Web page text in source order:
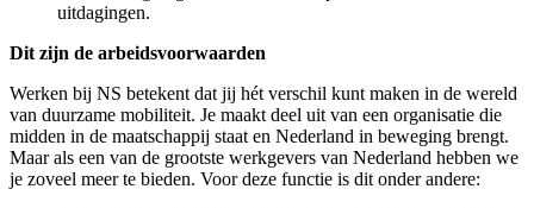
uitdagingen.
Dit zijn de arbeidsvoorwaarden
Werken bij NS betekent dat jij hét verschil kunt maken in de wereld
van duurzame mobiliteit. Je maakt deel uit van een organisatie die
midden in de maatschappij staat en Nederland in beweging brengt.
Maar als een van de grootste werkgevers van Nederland hebben we
je zoveel meer te bieden. Voor deze functie is dit onder andere: